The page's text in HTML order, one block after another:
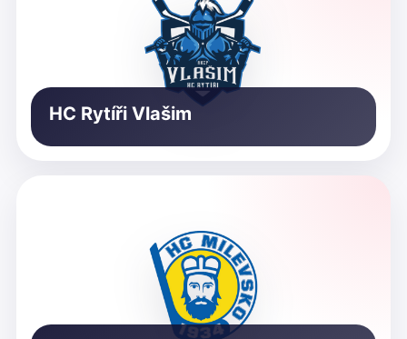
HC Rytíři Vlašim